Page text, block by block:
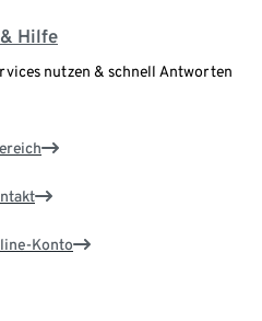
Hilfe
nutzen & schnell Antworten
Konto